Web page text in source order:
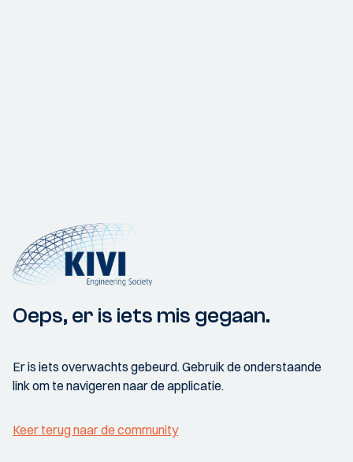
Oeps, er is iets mis gegaan.
Er is iets overwachts gebeurd. Gebruik de onderstaande
link om te navigeren naar de applicatie.
Keer terug naar de community